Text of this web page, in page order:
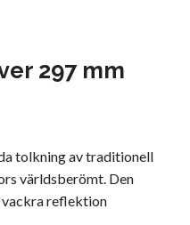
297 mm
tolkning av traditionell
världsberömt. Den
vackra reflektion